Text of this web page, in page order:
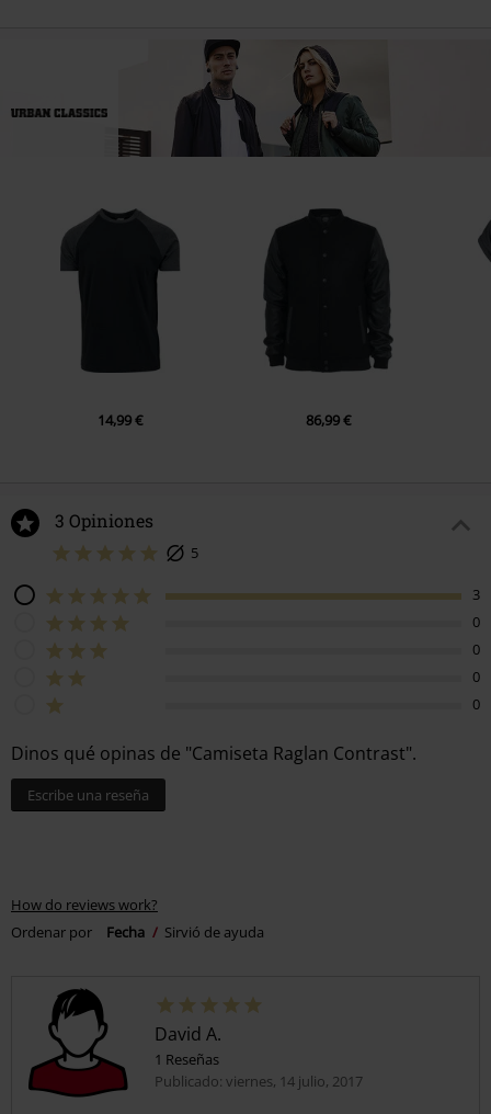
14,99 € 86,99 €
3 Opiniones
5
3
0
0
0
0
Dinos qué opinas de "Camiseta Raglan Contrast".
Escribe una reseña
How do reviews work?
Ordenar por
Fecha Sirvió de ayuda
David A.
1 Reseñas
Publicado: viernes, 14 julio, 2017